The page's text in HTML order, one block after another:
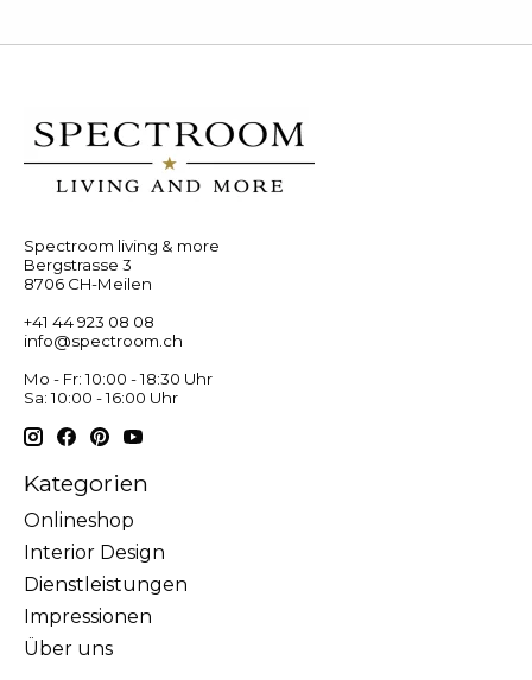
Spectroom living & more
Bergstrasse 3
8706 CH-Meilen
+41 44 923 08 08
info@spectroom.ch
Mo - Fr: 10:00 - 18:30 Uhr
Sa: 10:00 - 16:00 Uhr
Kategorien
Onlineshop
Interior Design
Dienstleistungen
Impressionen
Über uns